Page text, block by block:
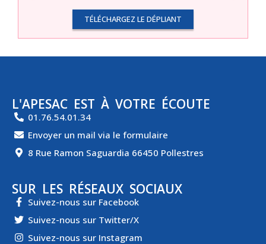
TÉLÉCHARGEZ LE DÉPLIANT
L'APESAC EST À VOTRE ÉCOUTE
01.76.54.01.34
Envoyer un mail via le formulaire
8 Rue Ramon Saguardia 66450 Pollestres
SUR LES RÉSEAUX SOCIAUX
Suivez-nous sur Facebook
Suivez-nous sur Twitter/X
Suivez-nous sur Instagram